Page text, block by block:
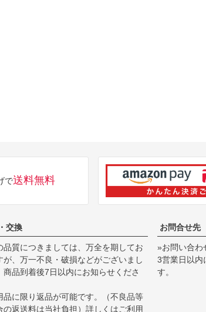
で送料無料
交換
品質につきましては、万全を期してお
が、万一不良・破損などがございまし
商品到着後7日以内にお知らせくださ
品に限り返品が可能です。（不良品等
の返送料は当社負担）詳しくはご利用
お問合せ先
»お問い合わ
3営業日以内
す。